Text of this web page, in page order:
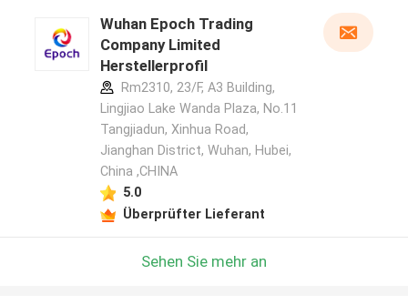
Wuhan Epoch Trading
Company Limited
Herstellerprofil
Rm2310, 23/F, A3 Building,
Lingjiao Lake Wanda Plaza, No.11
Tangjiadun, Xinhua Road,
Jianghan District, Wuhan, Hubei,
China ,CHINA
5.0
Überprüfter Lieferant
Sehen Sie mehr an